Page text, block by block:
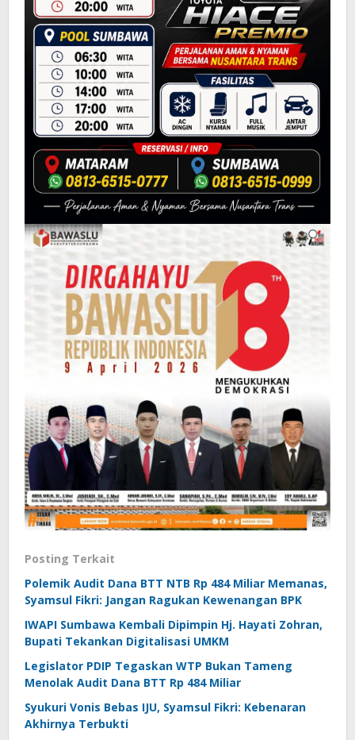
Posting Terkait
Polemik Audit Dana BTT NTB Rp 484 Miliar Memanas,
Syamsul Fikri: Jangan Ragukan Kewenangan BPK
IWAPI Sumbawa Kembali Dipimpin Hj. Hayati Zohran,
Bupati Tekankan Digitalisasi UMKM
Legislator PDIP Tegaskan WTP Bukan Tameng
Menolak Audit Dana BTT Rp 484 Miliar
Syukuri Vonis Bebas IJU, Syamsul Fikri: Kebenaran
Akhirnya Terbukti